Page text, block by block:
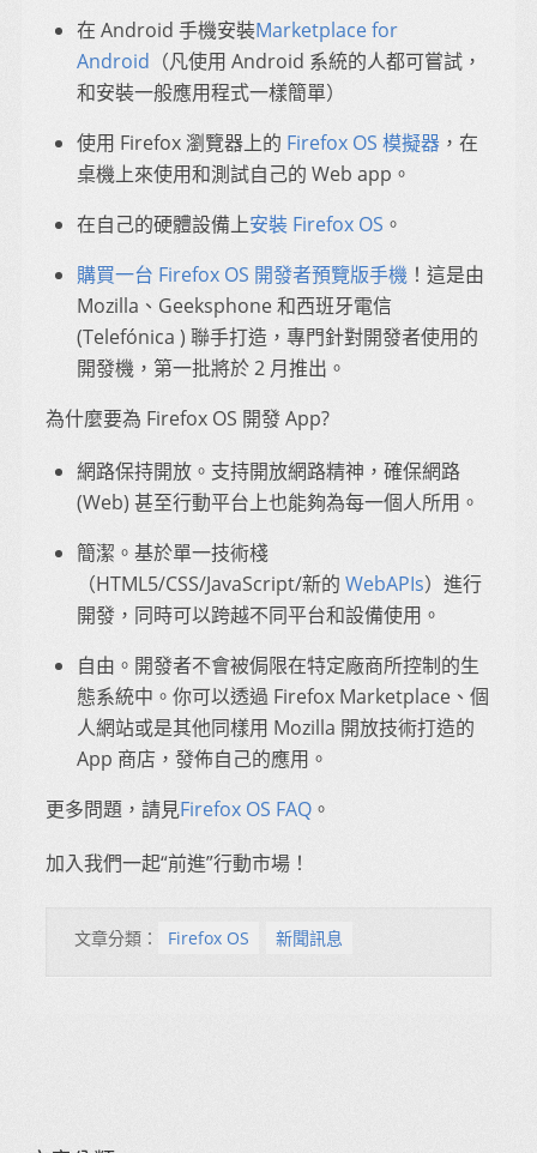
在 Android 手機安裝Marketplace for
Android （凡使用 Android 系統的人都可嘗試，
和安裝一般應用程式一樣簡單）
使用 Firefox 瀏覽器上的 Firefox OS 模擬器，在
桌機上來使用和測試自己的 Web app。
在自己的硬體設備上安裝 Firefox OS 。
購買一台 Firefox OS 開發者預覽版手機！這是由
Mozilla、Geeksphone 和西班牙電信
(Telefónica ) 聯手打造，專門針對開發者使用的
開發機，第一批將於 2 月推出。
為什麼要為 Firefox OS 開發 App?
網路保持開放。支持開放網路精神，確保網路
(Web) 甚至行動平台上也能夠為每一個人所用。
簡潔。基於單一技術棧
（HTML5/CSS/JavaScript/新的 WebAPIs）進行
開發，同時可以跨越不同平台和設備使用。
自由。開發者不會被侷限在特定廠商所控制的生
態系統中。你可以透過 Firefox Marketplace、個
人網站或是其他同樣用 Mozilla 開放技術打造的
App 商店，發佈自己的應用。
更多問題，請見Firefox OS FAQ 。
加入我們一起“前進”行動市場！
文章分類： Firefox OS 新聞訊息